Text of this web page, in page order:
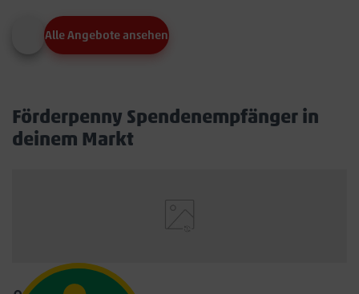
Alle Angebote ansehen
Förderpenny Spendenempfänger in
deinem Markt